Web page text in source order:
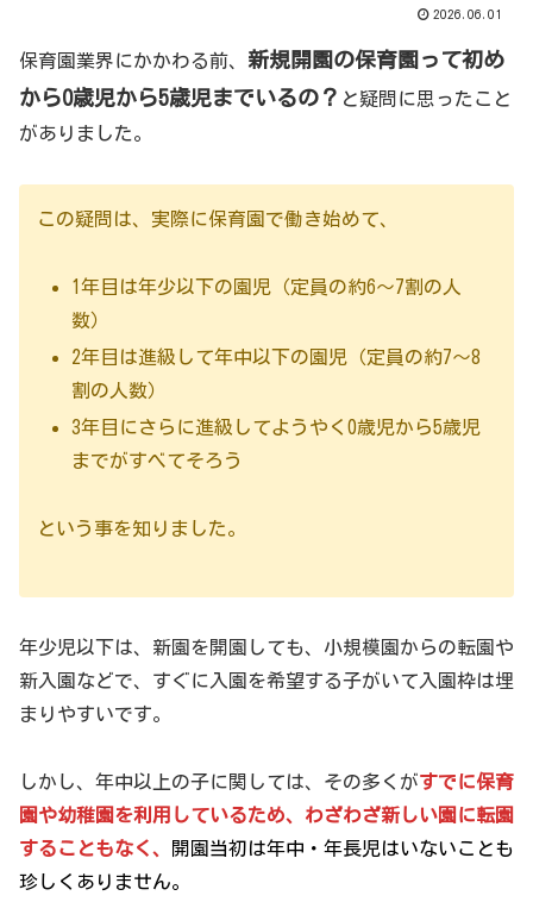
2026.06.01
保育園業界にかかわる前、 新規開園の保育園って初め
から0歳児から5歳児までいるの？ と疑問に思ったこと
がありました。
この疑問は、実際に保育園で働き始めて、
1年目は年少以下の園児（定員の約6～7割の人
数）
2年目は進級して年中以下の園児（定員の約7～8
割の人数）
3年目にさらに進級してようやく0歳児から5歳児
までがすべてそろう
という事を知りました。
年少児以下は、新園を開園しても、小規模園からの転園や
新入園などで、すぐに入園を希望する子がいて入園枠は埋
まりやすいです。
しかし、年中以上の子に関しては、その多くがすでに保育
園や幼稚園を利用しているため、わざわざ新しい園に転園
することもなく、
開園当初は年中・年長児はいないことも
珍しくありません。